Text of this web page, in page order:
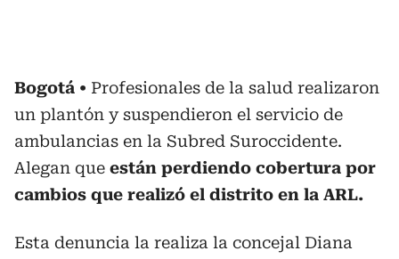
Bogotá
Profesionales de la salud realizaron
un plantón y suspendieron el servicio de
ambulancias en la Subred Suroccidente.
Alegan que están perdiendo cobertura por
cambios que realizó el distrito en la ARL.
Esta denuncia la realiza la concejal Diana